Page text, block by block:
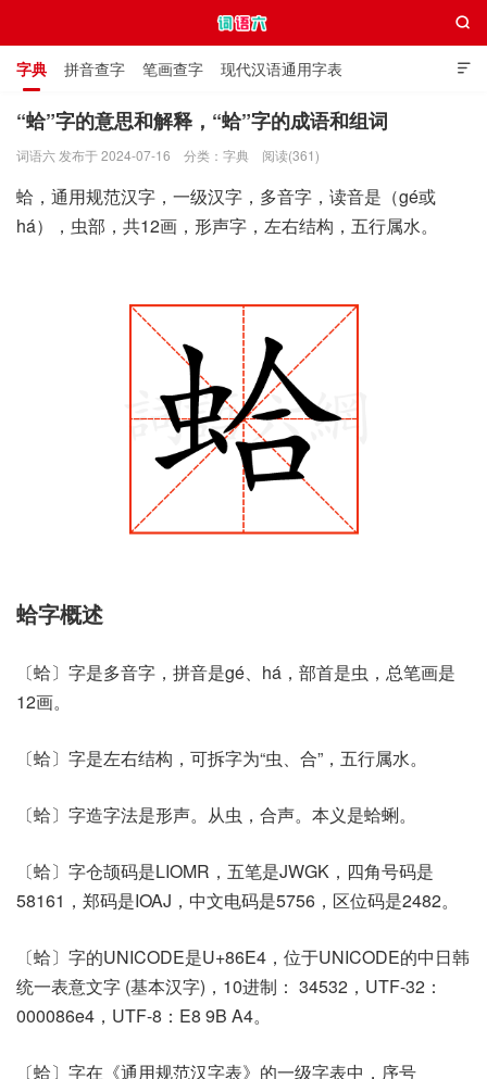

字典 拼音查字 笔画查字 现代汉语通用字表
通用规范汉字表 叠字大全 独体字大全 极简英语词典

“蛤”字的意思和解释，“蛤”字的成语和组词
词语六 发布于 2024-07-16 分类： 字典 阅读(361)
蛤，通用规范汉字，一级汉字，多音字，读音是（gé或
há），虫部，共12画，形声字，左右结构，五行属水。
蛤字概述
〔蛤〕字是多音字，拼音是gé、há，部首是虫，总笔画是
12画。
〔蛤〕字是左右结构，可拆字为“虫、合”，五行属水。
〔蛤〕字造字法是形声。从虫，合声。本义是蛤蜊。
〔蛤〕字仓颉码是LIOMR，五笔是JWGK，四角号码是
58161，郑码是IOAJ，中文电码是5756，区位码是2482。
〔蛤〕字的UNICODE是U+86E4，位于UNICODE的中日韩
统一表意文字 (基本汉字)，10进制： 34532，UTF-32：
000086e4，UTF-8：E8 9B A4。
〔蛤〕字在《通用规范汉字表》的一级字表中，序号